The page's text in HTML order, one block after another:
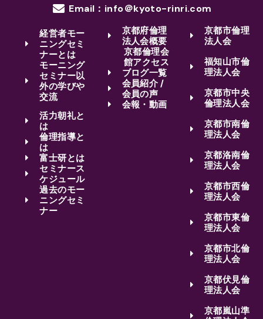
Email：info＠kyoto-rinri.com
経営者モー
ニングセミ
ナーとは
モーニング
セミナー以
外の学びや
交流
活力朝礼と
は
倫理指導と
は
富士研とは
セミナース
ケジュール
過去のモー
ニングセミ
ナー
京都府倫理
法人会概要
京都倫理会
館アクセス
ブログ一覧
会員紹介 /
会員の声
会報・動画
京都市倫理
法人会
福知山市倫
理法人会
京都市中央
倫理法人会
京都市南倫
理法人会
京都洛南倫
理法人会
京都市西倫
理法人会
京都市東倫
理法人会
京都市北倫
理法人会
京都伏見倫
理法人会
京都嵐山準